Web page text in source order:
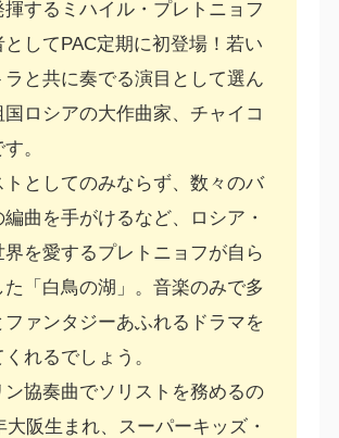
揮するミハイル・プレトニョフ
としてPAC定期に初登場！若い
ラと共に奏でる演目として選ん
国ロシアの大作曲家、チャイコ
。
としてのみならず、数々のバ
曲を手がけるなど、ロシア・
を愛するプレトニョフが自ら
「白鳥の湖」。音楽のみで多
ァンタジーあふれるドラマを
れるでしょう。
ン協奏曲でソリストを務めるの
大阪生まれ、スーパーキッズ・